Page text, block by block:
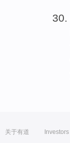
关于有道 Investors